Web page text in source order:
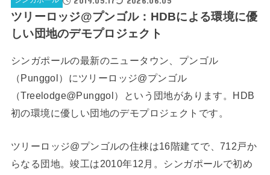
ツリーロッジ@プンゴル：HDBによる環境に優
しい団地のデモプロジェクト
シンガポールの最新のニュータウン、プンゴル
（Punggol）にツリーロッジ@プンゴル
（Treelodge@Punggol）という団地があります。HDB
初の環境に優しい団地のデモプロジェクトです。
ツリーロッジ@プンゴルの住棟は16階建てで、712戸か
らなる団地。竣工は2010年12月。シンガポールで初め